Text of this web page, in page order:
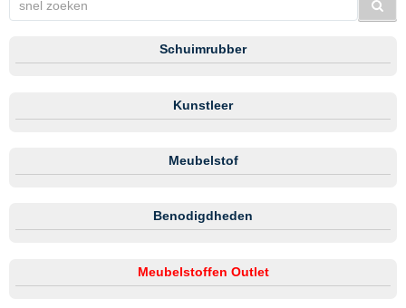
Schuimrubber
Kunstleer
Meubelstof
Benodigdheden
Meubelstoffen Outlet